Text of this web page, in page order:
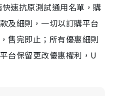
速抗原測試通用名單，購
及細則，一切以訂購平台
售完即止；所有優惠細則
台保留更改優惠權利，U